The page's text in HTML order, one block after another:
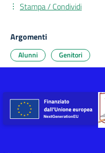
Stampa / Condividi
Argomenti
Alunni Genitori